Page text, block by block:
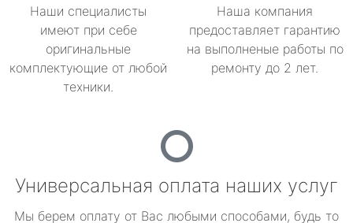
Наши специалисты
имеют при себе
оригинальные
комплектующие от любой
техники.
Наша компания
предоставляет гарантию
на выполненые работы по
ремонту до 2 лет.
Универсальная оплата наших услуг
Мы берем оплату от Вас любыми способами, будь то